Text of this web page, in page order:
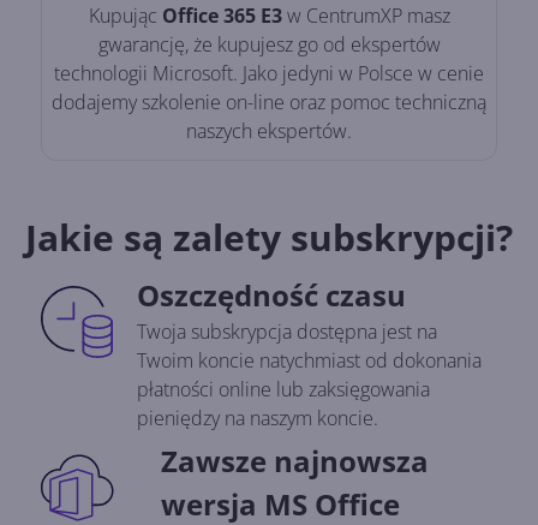
Kupując Office 365 E3w CentrumXP masz
gwarancję, że kupujesz go od ekspertów
technologii Microsoft. Jako jedyni w Polsce w cenie
dodajemy szkolenie on-line oraz pomoc techniczną
naszych ekspertów.
Jakie są zalety subskrypcji?
Oszczędność czasu
Twoja subskrypcja dostępna jest na
Twoim koncie natychmiast od dokonania
płatności online lub zaksięgowania
pieniędzy na naszym koncie.
Zawsze najnowsza
wersja MS Office